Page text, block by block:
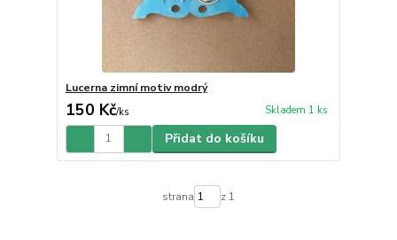
Lucerna zimní motiv modrý
150 Kč/ks Skladem 1 ks
Přidat do košíku
strana z 1